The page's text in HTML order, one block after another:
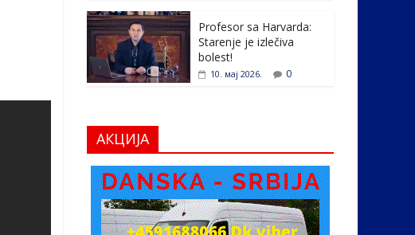
Profesor sa Harvarda:
Starenje je izlečiva
bolest!
10. мај 2026. 0
АКЦИЈА